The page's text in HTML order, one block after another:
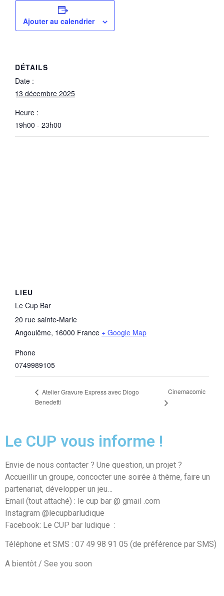
Ajouter au calendrier
DÉTAILS
Date :
13 décembre 2025
Heure :
19h00 - 23h00
LIEU
Le Cup Bar
20 rue sainte-Marie
Angoulême, 16000 France + Google Map
Phone
0749989105
Atelier Gravure Express avec Diogo
Benedetti
Cinemacomic
Le CUP vous informe !
Envie de nous contacter ? Une question, un projet ?
Accueillir un groupe, concocter une soirée à thème, faire un
partenariat, développer un jeu…
Email (tout attaché) : le cup bar @ gmail .com
Instagram @lecupbarludique
Facebook: Le CUP bar ludique :
Téléphone et SMS : 07 49 98 91 05 (de préférence par SMS)
A bientôt / See you soon